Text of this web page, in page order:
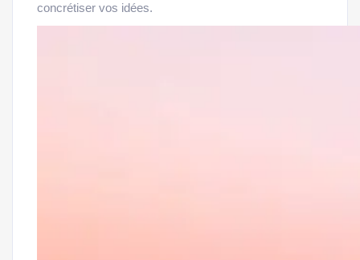
concrétiser vos idées.